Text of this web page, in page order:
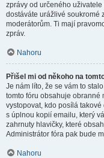
zprávy od určeného
dostáváte urážlivé soukromé
moderátorům. Ti mají
zpráv.
Nahoru
Přišel mi od někoho na
Je nám líto, že se vám to
tomto fóru obsahuje obranné
vystopovat, kdo posílá
s úplnou kopií emailu, který
zahrnuty hlavičky, které
Administrátor fóra pak bude
Nahoru